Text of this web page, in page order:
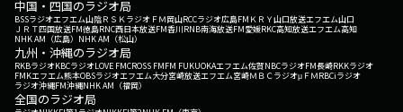
中国・四国のラジオ局
BSSラジオエフエム山陰ＲＳＫラジオ ＦＭ岡山RCCラジオ広島FM ＫＲＹ山口放送エフエム山口
ＪＲＴ四国放送FM徳島RNC西日本放送FM香川RNB南海放送FM愛媛RKC高知放送エフエム高知
NHK AM（広島） NHK AM（松山）
九州・沖縄のラジオ局
RKBラジオKBCラジオLOVE FMCROSS FMFM FUKUOKAエフエム佐賀NBCラジオFM長崎RKKラジオ
FMKエフエム熊本OBSラジオエフエム大分宮崎放送エフエム宮崎ＭＢＣラジオμＦＭRBCiラジオ
ラジオ沖縄FM沖縄NHK AM（福岡）
全国のラジオ局